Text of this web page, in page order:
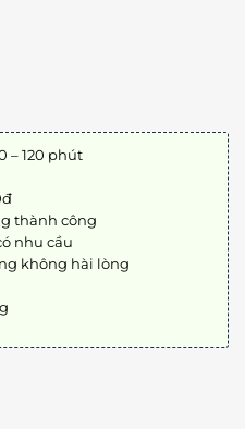
– 120 phút
thành công
nhu cầu
không hài lòng